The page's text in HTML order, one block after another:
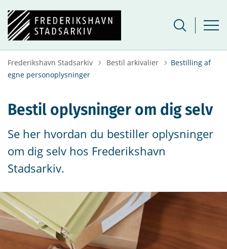
Frederikshavn Stadsarkiv Tilbage til
Bestil arkivalier
Bestilling af
egne personoplysninger
Bestil oplysninger om dig selv
Se her hvordan du bestiller oplysninger
om dig selv hos Frederikshavn
Stadsarkiv.